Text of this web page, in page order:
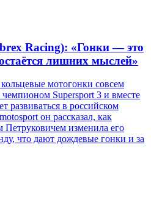
Racing): «Гонки — это
лишних мыслей»
мотогонки совсем
Supersport 3 и вместе
развиваться в российском
он рассказал, как
Петруковичем изменила его
что дают дождевые гонки и за